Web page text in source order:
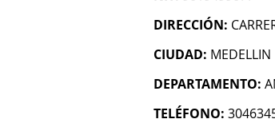
DIRECCIÓN:
CIUDAD: MEDELLIN
DEPARTAMENTO:
TELÉFONO: